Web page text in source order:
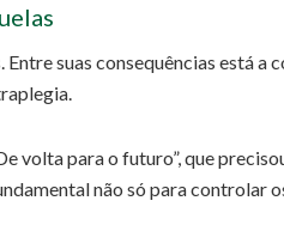
suas consequências está
volta para o futuro”, que
não só para controlar